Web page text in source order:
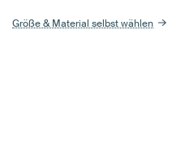
Größe & Material selbst wählen